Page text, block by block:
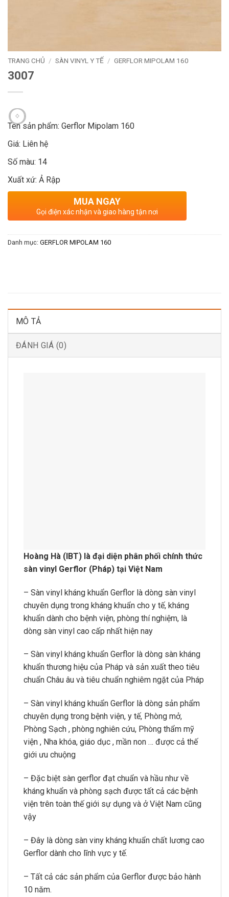
TRANG CHỦ / SÀN VINYL Y TẾ / GERFLOR MIPOLAM 160
3007
Tên sản phẩm: Gerflor Mipolam 160
Giá: Liên hệ
Số màu: 14
Xuất xứ: Ả Rập
MUA NGAY
Gọi điện xác nhận và giao hàng tận nơi
Danh mục: GERFLOR MIPOLAM 160
MÔ TẢ
ĐÁNH GIÁ (0)
Hoàng Hà (IBT) là đại diện phân phối chính thức
sàn vinyl Gerflor (Pháp) tại Việt Nam
– Sàn vinyl kháng khuẩn Gerflor là dòng sàn vinyl
chuyên dụng trong kháng khuẩn cho y tế, kháng
khuẩn dành cho bệnh viện, phòng thí nghiệm, là
dòng sàn vinyl cao cấp nhất hiện nay
– Sàn vinyl kháng khuẩn Gerflor là dòng sàn kháng
khuẩn thương hiệu của Pháp và sản xuất theo tiêu
chuẩn Châu âu và tiêu chuẩn nghiêm ngặt của Pháp
– Sàn vinyl kháng khuẩn Gerflor là dòng sản phẩm
chuyên dụng trong bệnh viện, y tế, Phòng mở,
Phòng Sạch , phòng nghiên cứu, Phòng thẩm mỹ
viện , Nha khóa, giáo dục , mần non … được cả thế
giới ưu chuộng
– Đặc biệt sàn gerflor đạt chuẩn và hầu như về
kháng khuẩn và phòng sạch được tất cả các bệnh
viện trên toàn thế giới sự dụng và ở Việt Nam cũng
vậy
– Đây là dòng sàn viny kháng khuẩn chất lương cao
Gerflor dành cho lĩnh vực y tế.
– Tất cả các sản phẩm của Gerflor được bảo hành
10 năm.